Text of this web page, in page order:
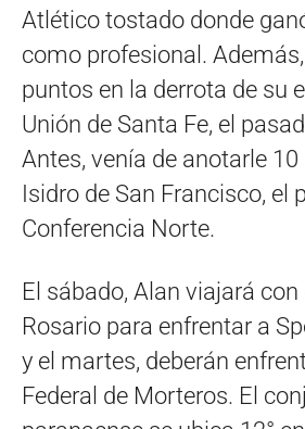
Atlético tostado donde
como profesional.
puntos en la derrota de su
Unión de Santa Fe, el
Antes, venía de anotarle
Isidro de San Francisco, el
Conferencia Norte.
El sábado, Alan viajará con
Rosario para enfrentar a
y el martes, deberán
Federal de Morteros. El